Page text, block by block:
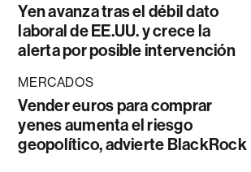
Yen avanza tras el débil dato
laboral de EE.UU. y crece la
alerta por posible intervención
MERCADOS
Vender euros para comprar
yenes aumenta el riesgo
geopolítico, advierte BlackRock